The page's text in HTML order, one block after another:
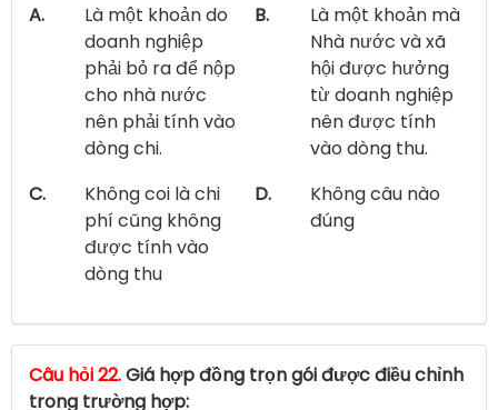
A.
Là một khoản do
doanh nghiệp
phải bỏ ra để nộp
cho nhà nước
nên phải tính vào
dòng chi.
B.
Là một khoản mà
Nhà nước và xã
hội được hưởng
từ doanh nghiệp
nên được tính
vào dòng thu.
C.
Không coi là chi
phí cũng không
được tính vào
dòng thu
D.
Không câu nào
đúng
Câu hỏi 22.Giá hợp đồng trọn gói được điều chỉnh
trong trường hợp: